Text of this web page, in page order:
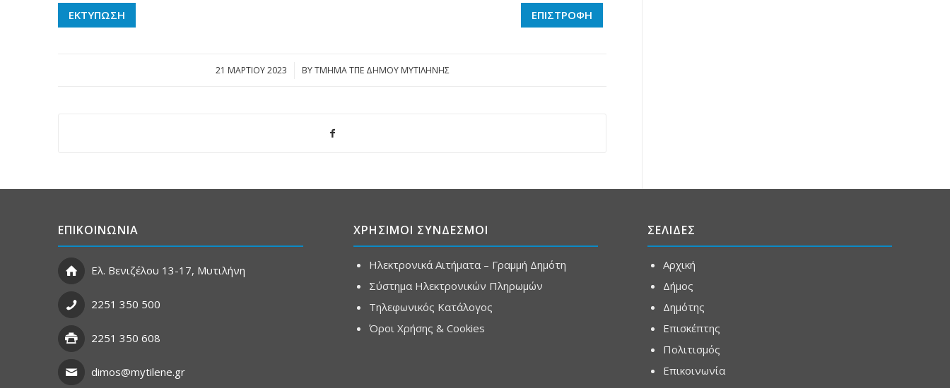
ΕΚΤΥΠΩΣΗ ΕΠΙΣΤΡΟΦΗ
21 ΜΑΡΤΊΟΥ 2023
/ BYΤΜΗΜΑ ΤΠΕ ΔΗΜΟΥ ΜΥΤΙΛΗΝΗΣ
ΕΠΙΚΟΙΝΩΝΙΑ
Ελ. Βενιζέλου 13-17, Μυτιλήνη
2251 350 500
2251 350 608
dimos@mytilene.gr
ΧΡΗΣΙΜΟΙ ΣΥΝΔΕΣΜΟΙ
Ηλεκτρονικά Αιτήματα – Γραμμή Δημότη
Σύστημα Ηλεκτρονικών Πληρωμών
Τηλεφωνικός Κατάλογος
Όροι Χρήσης & Cookies
ΣΕΛΙΔΕΣ
Αρχική
Δήμος
Δημότης
Επισκέπτης
Πολιτισμός
Επικοινωνία